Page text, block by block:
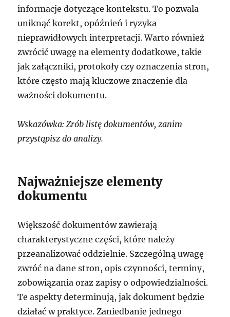
informacje dotyczące kontekstu. To pozwala
uniknąć korekt, opóźnień i ryzyka
nieprawidłowych interpretacji. Warto również
zwrócić uwagę na elementy dodatkowe, takie
jak załączniki, protokoły czy oznaczenia stron,
które często mają kluczowe znaczenie dla
ważności dokumentu.
Wskazówka: Zrób listę dokumentów, zanim
przystąpisz do analizy.
Najważniejsze elementy
dokumentu
Większość dokumentów zawierają
charakterystyczne części, które należy
przeanalizować oddzielnie. Szczególną uwagę
zwróć na dane stron, opis czynności, terminy,
zobowiązania oraz zapisy o odpowiedzialności.
Te aspekty determinują, jak dokument będzie
działać w praktyce. Zaniedbanie jednego